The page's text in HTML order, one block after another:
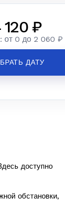
120 ₽
от 0 до 2 060 ₽
ДАТУ
доступно
обстановки,